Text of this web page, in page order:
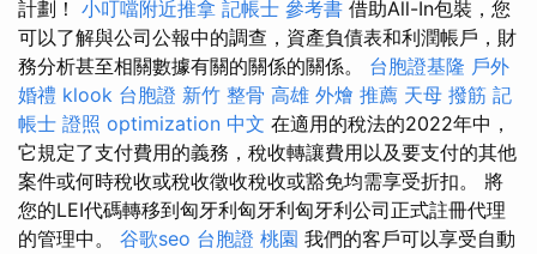
計劃！ 小叮噹附近推拿 記帳士 參考書 借助All-In包裝，您
可以了解與公司公報中的調查，資產負債表和利潤帳戶，財
務分析甚至相關數據有關的關係的關係。 台胞證基隆 戶外
婚禮 klook 台胞證 新竹 整骨 高雄 外燴 推薦 天母 撥筋 記
帳士 證照 optimization 中文 在適用的稅法的2022年中，
它規定了支付費用的義務，稅收轉讓費用以及要支付的其他
案件或何時稅收或稅收徵收稅收或豁免均需享受折扣。 將
您的LEI代碼轉移到匈牙利匈牙利匈牙利公司正式註冊代理
的管理中。 谷歌seo 台胞證 桃園 我們的客戶可以享受自動